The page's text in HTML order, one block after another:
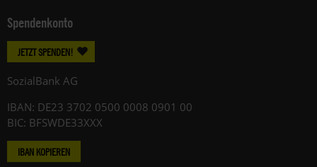
Spendenkonto
JETZT SPENDEN!
SozialBank AG
IBAN: DE23 3702 0500 0008 0901 00
BIC: BFSWDE33XXX
IBAN KOPIEREN